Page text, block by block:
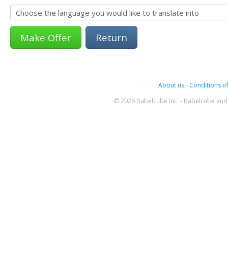
Return
About us- Conditions
© 2026 Babelcube Inc. - Babelcube